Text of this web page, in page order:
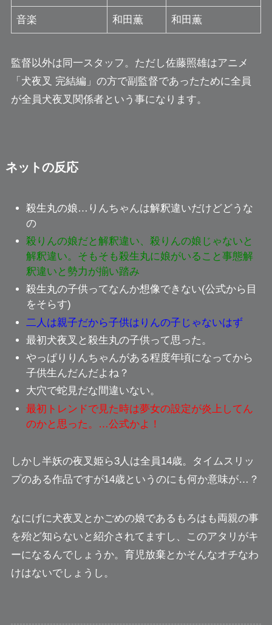
音楽 和田薫 和田薫
監督以外は同一スタッフ。ただし佐藤照雄はアニメ
「犬夜叉 完結編」の方で副監督であったために全員
が全員犬夜叉関係者という事になります。
ネットの反応
殺生丸の娘…りんちゃんは解釈違いだけどどうな
の
殺りんの娘だと解釈違い、殺りんの娘じゃないと
解釈違い。そもそも殺生丸に娘がいること事態解
釈違いと勢力が揃い踏み
殺生丸の子供ってなんか想像できない(公式から目
をそらす)
二人は親子だから子供はりんの子じゃないはず
最初犬夜叉と殺生丸の子供って思った。
やっぱりりんちゃんがある程度年頃になってから
子供生んだんだよね？
大穴で蛇見だな間違いない。
最初トレンドで見た時は夢女の設定が炎上してん
のかと思った。…公式かよ！
しかし半妖の夜叉姫ら3人は全員14歳。タイムスリッ
プのある作品ですが14歳というのにも何か意味が…？
なにげに犬夜叉とかごめの娘である もろは も両親の事
を殆ど知らないと紹介されてますし、このアタリがキ
ーになるんでしょうか。 育児放棄とかそんなオチなわ
けはないでしょうし。